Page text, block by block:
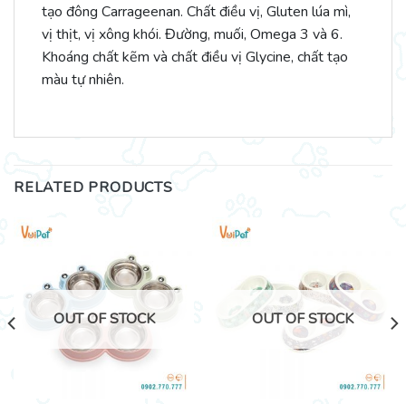
tạo đông Carrageenan. Chất điều vị, Gluten lúa mì,
vị thịt, vị xông khói. Đường, muối, Omega 3 và 6.
Khoáng chất kẽm và chất điều vị Glycine, chất tạo
màu tự nhiên.
RELATED PRODUCTS
OUT OF STOCK OUT OF STOCK